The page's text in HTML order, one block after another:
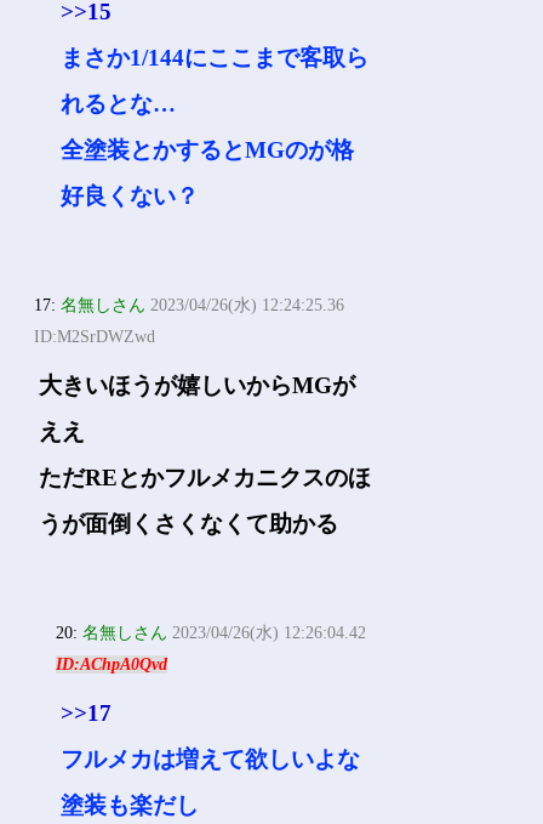
>>15
まさか1/144にここまで客取ら
れるとな…
全塗装とかするとMGのが格
好良くない？
17:名無しさん 2023/04/26(水) 12:24:25.36
ID:M2SrDWZwd
大きいほうが嬉しいからMGが
ええ
ただREとかフルメカニクスのほ
うが面倒くさくなくて助かる
20:名無しさん 2023/04/26(水) 12:26:04.42
ID:AChpA0Qvd
>>17
フルメカは増えて欲しいよな
塗装も楽だし